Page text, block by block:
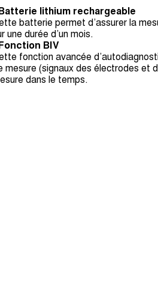
Batterie lithium rechargeable
batterie permet d’assurer la
une durée d’un mois.
Fonction BIV
fonction avancée
mesure (signaux des électrodes et
dans le temps.